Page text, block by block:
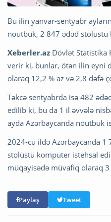
Bu ilin yanvar-sentyabr
noutbuk, 2 847 ədəd
Xeberler.az Dövlət Statistika
verir ki, bunlar, ötən ilin eyni
olaraq 12,2 % az və 2,8 dəfə
Təkcə sentyabrda isə 482
edilib ki, bu da 1 il əvvələ
ayda Azərbaycanda noutbuk
2024-cü ildə Azərbaycanda
stolüstü kompüter istehsal
müqayisədə müvafiq olaraq 3
Paylaş Tweet